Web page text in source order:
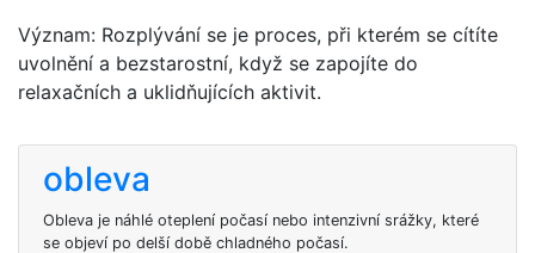
Význam: Rozplývání se je proces, při kterém se cítíte
uvolnění a bezstarostní, když se zapojíte do
relaxačních a uklidňujících aktivit.
obleva
Obleva je náhlé oteplení počasí nebo intenzivní srážky, které
se objeví po delší době chladného počasí.